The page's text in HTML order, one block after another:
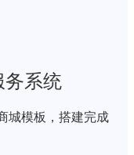
务系统
城模板，搭建完成